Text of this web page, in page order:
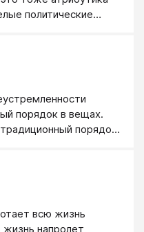
политические
небольшой
субординации,
на нее
любит,
к себе, но сам не
порядок в вещах.
порядок,
неаккуратно. И
или на
Сам же он может
всю жизнь
напролет